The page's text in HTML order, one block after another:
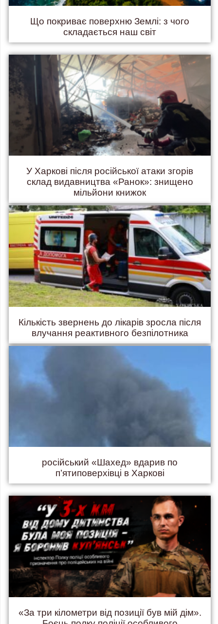
Що покриває поверхню Землі: з чого
складається наш світ
У Харкові після російської атаки згорів
склад видавництва «Ранок»: знищено
мільйони книжок
Кількість звернень до лікарів зросла після
влучання реактивного безпілотника
російський «Шахед» вдарив по
п’ятиповерхівці в Харкові
«За три кілометри від позиції був мій дім».